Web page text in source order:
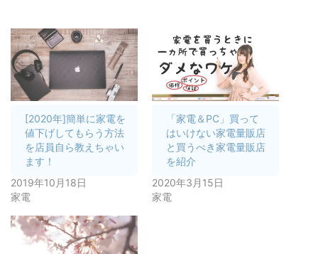
[2020年]簡単に家電を
値下げしてもらう方法
を店員自ら教えちゃい
ます！
2019年10月18日
家電
「家電＆PC」買って
はいけない家電量販店
と買うべき家電量販店
を紹介
2020年3月15日
家電